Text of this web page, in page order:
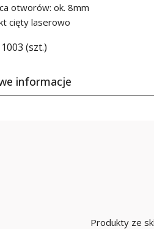
otworów: ok. 8mm
cięty laserowo
1003 (szt.)
informacje
Produkty ze